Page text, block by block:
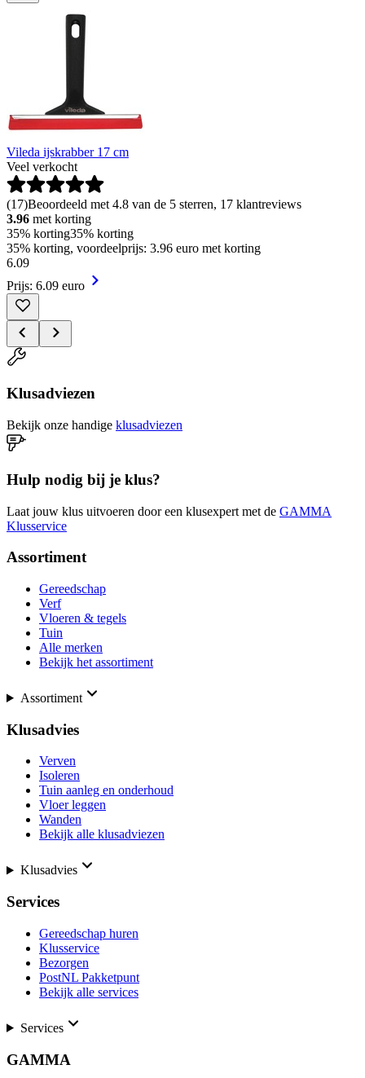
Vileda ijskrabber 17 cm
Veel verkocht
(17)Beoordeeld met 4.8 van de 5 sterren, 17 klantreviews
3.96 met korting
35% korting35% korting
35% korting, voordeelprijs: 3.96 euro met korting
6.09
Prijs: 6.09 euro
Klusadviezen
Bekijk onze handige klusadviezen
Hulp nodig bij je klus?
Laat jouw klus uitvoeren door een klusexpert met de GAMMA
Klusservice
Assortiment
Gereedschap
Verf
Vloeren & tegels
Tuin
Alle merken
Bekijk het assortiment
Assortiment
Klusadvies
Verven
Isoleren
Tuin aanleg en onderhoud
Vloer leggen
Wanden
Bekijk alle klusadviezen
Klusadvies
Services
Gereedschap huren
Klusservice
Bezorgen
PostNL Pakketpunt
Bekijk alle services
Services
GAMMA